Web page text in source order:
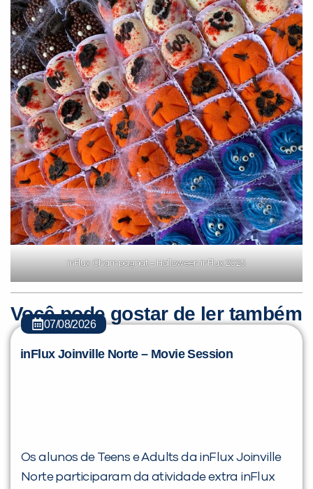
inFlux Champagnat – Halloween inFlux 2025
Você pode gostar de ler também
07/08/2026
inFlux Joinville Norte – Movie Session
Os alunos de Teens e Adults da inFlux Joinville
Norte participaram da atividade extra inFlux